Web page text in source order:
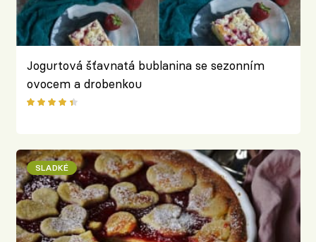
Jogurtová šťavnatá bublanina se sezonním
ovocem a drobenkou
SLADKÉ